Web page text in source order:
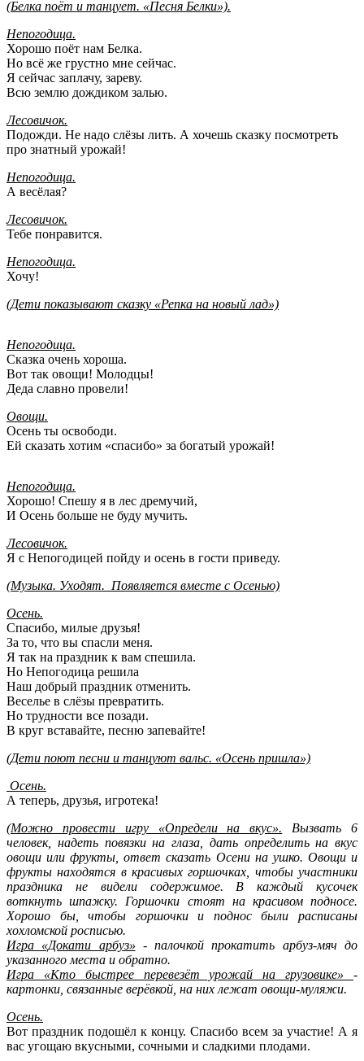
(Белка поёт и танцует. «Песня Белки»).
Непогодица.
Хорошо поёт нам Белка.
Но всё же грустно мне сейчас.
Я сейчас заплачу, зареву.
Всю землю дождиком залью.
Лесовичок.
Подожди. Не надо слёзы лить. А хочешь сказку посмотреть
про знатный урожай!
Непогодица.
А весёлая?
Лесовичок.
Тебе понравится.
Непогодица.
Хочу!
(Дети показывают сказку «Репка на новый лад»)
Непогодица.
Сказка очень хороша.
Вот так овощи! Молодцы!
Деда славно провели!
Овощи.
Осень ты освободи.
Ей сказать хотим «спасибо» за богатый урожай!
Непогодица.
Хорошо! Спешу я в лес дремучий,
И Осень больше не буду мучить.
Лесовичок.
Я с Непогодицей пойду и осень в гости приведу.
(Музыка. Уходят. Появляется вместе с Осенью)
Осень.
Спасибо, милые друзья!
За то, что вы спасли меня.
Я так на праздник к вам спешила.
Но Непогодица решила
Наш добрый праздник отменить.
Веселье в слёзы превратить.
Но трудности все позади.
В круг вставайте, песню запевайте!
(Дети поют песни и танцуют вальс. «Осень пришла»)
Осень.
А теперь, друзья, игротека!
(Можно провести игру «Определи на вкус». Вызвать 6
человек, надеть повязки на глаза, дать определить на вкус
овощи или фрукты, ответ сказать Осени на ушко. Овощи и
фрукты находятся в красивых горшочках, чтобы участники
праздника не видели содержимое. В каждый кусочек
воткнуть шпажку. Горшочки стоят на красивом подносе.
Хорошо бы, чтобы горшочки и поднос были расписаны
хохломской росписью.
Игра «Докати арбуз» - палочкой прокатить арбуз-мяч до
указанного места и обратно.
Игра «Кто быстрее перевезёт урожай на грузовике» -
картонки, связанные верёвкой, на них лежат овощи-муляжи.
Осень.
Вот праздник подошёл к концу. Спасибо всем за участие! А я
вас угощаю вкусными, сочными и сладкими плодами.